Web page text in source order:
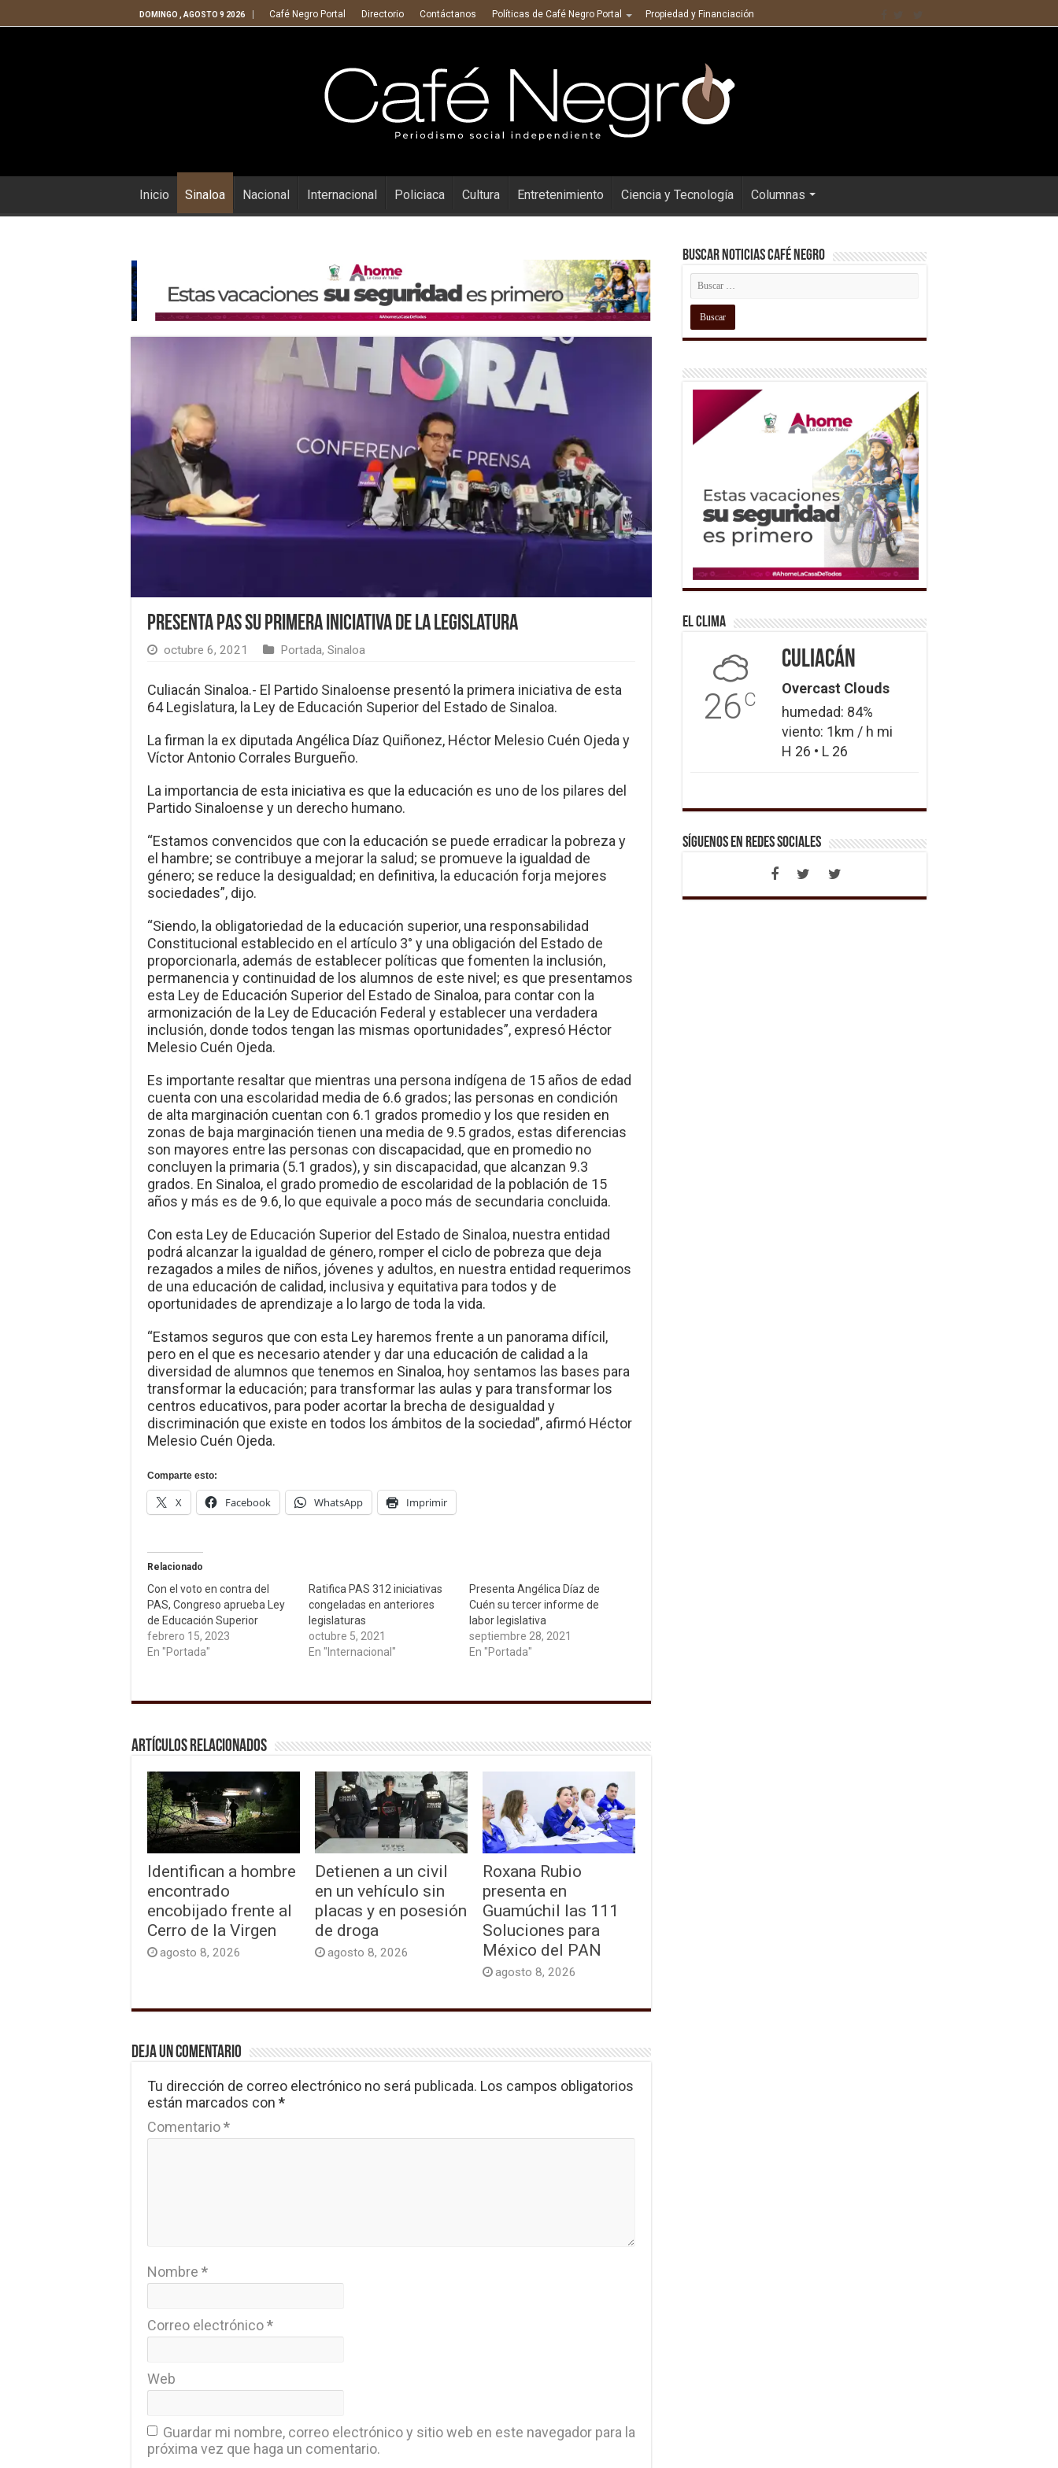
DOMINGO , AGOSTO 9 2026 Café Negro Portal Directorio Contáctanos Políticas de Café Negro Portal Propiedad y Financiación
Inicio Sinaloa Nacional Internacional Policiaca Cultura Entretenimiento Ciencia y Tecnología Columnas
Presenta PAS su primera iniciativa de la Legislatura
octubre 6, 2021 Portada, Sinaloa
Culiacán Sinaloa.- El Partido Sinaloense presentó la primera iniciativa de esta
64 Legislatura, la Ley de Educación Superior del Estado de Sinaloa.
La firman la ex diputada Angélica Díaz Quiñonez, Héctor Melesio Cuén Ojeda y
Víctor Antonio Corrales Burgueño.
La importancia de esta iniciativa es que la educación es uno de los pilares del
Partido Sinaloense y un derecho humano.
“Estamos convencidos que con la educación se puede erradicar la pobreza y
el hambre; se contribuye a mejorar la salud; se promueve la igualdad de
género; se reduce la desigualdad; en definitiva, la educación forja mejores
sociedades”, dijo.
“Siendo, la obligatoriedad de la educación superior, una responsabilidad
Constitucional establecido en el artículo 3° y una obligación del Estado de
proporcionarla, además de establecer políticas que fomenten la inclusión,
permanencia y continuidad de los alumnos de este nivel; es que presentamos
esta Ley de Educación Superior del Estado de Sinaloa, para contar con la
armonización de la Ley de Educación Federal y establecer una verdadera
inclusión, donde todos tengan las mismas oportunidades”, expresó Héctor
Melesio Cuén Ojeda.
Es importante resaltar que mientras una persona indígena de 15 años de edad
cuenta con una escolaridad media de 6.6 grados; las personas en condición
de alta marginación cuentan con 6.1 grados promedio y los que residen en
zonas de baja marginación tienen una media de 9.5 grados, estas diferencias
son mayores entre las personas con discapacidad, que en promedio no
concluyen la primaria (5.1 grados), y sin discapacidad, que alcanzan 9.3
grados. En Sinaloa, el grado promedio de escolaridad de la población de 15
años y más es de 9.6, lo que equivale a poco más de secundaria concluida.
Con esta Ley de Educación Superior del Estado de Sinaloa, nuestra entidad
podrá alcanzar la igualdad de género, romper el ciclo de pobreza que deja
rezagados a miles de niños, jóvenes y adultos, en nuestra entidad requerimos
de una educación de calidad, inclusiva y equitativa para todos y de
oportunidades de aprendizaje a lo largo de toda la vida.
“Estamos seguros que con esta Ley haremos frente a un panorama difícil,
pero en el que es necesario atender y dar una educación de calidad a la
diversidad de alumnos que tenemos en Sinaloa, hoy sentamos las bases para
transformar la educación; para transformar las aulas y para transformar los
centros educativos, para poder acortar la brecha de desigualdad y
discriminación que existe en todos los ámbitos de la sociedad”, afirmó Héctor
Melesio Cuén Ojeda.
Comparte esto:
X Facebook WhatsApp Imprimir
Relacionado
Con el voto en contra del
PAS, Congreso aprueba Ley
de Educación Superior
febrero 15, 2023
En "Portada"
Ratifica PAS 312 iniciativas
congeladas en anteriores
legislaturas
octubre 5, 2021
En "Internacional"
Presenta Angélica Díaz de
Cuén su tercer informe de
labor legislativa
septiembre 28, 2021
En "Portada"
Artículos relacionados
Identifican a hombre
encontrado
encobijado frente al
Cerro de la Virgen
agosto 8, 2026
Detienen a un civil
en un vehículo sin
placas y en posesión
de droga
agosto 8, 2026
Roxana Rubio
presenta en
Guamúchil las 111
Soluciones para
México del PAN
agosto 8, 2026
Deja un comentario
Tu dirección de correo electrónico no será publicada. Los campos obligatorios
están marcados con *
Comentario*
Nombre *
Correo electrónico*
Web
Guardar mi nombre, correo electrónico y sitio web en este navegador para la
próxima vez que haga un comentario.
Buscar Noticias Café Negro
El Clima
26C
Culiacán
Overcast Clouds
humedad: 84%
viento: 1km / h mi
H 26 • L 26
Síguenos en Redes Sociales